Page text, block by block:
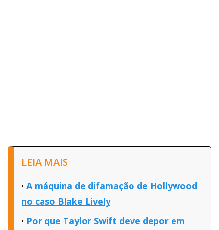
LEIA MAIS
A máquina de difamação de Hollywood
no caso Blake Lively
Por que Taylor Swift deve depor em